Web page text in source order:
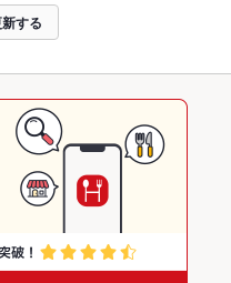
する